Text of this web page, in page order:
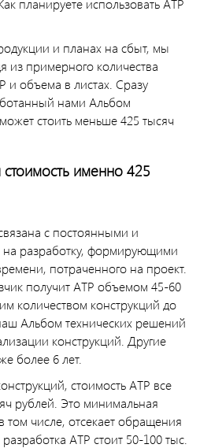
планируете использовать АТР
и планах на сбыт, мы
из примерного количества
и объема в листах. Сразу
нами Альбом
стоить меньше 425 тысяч
именно 425
с постоянными и
разработку, формирующими
потраченного на проект.
получит АТР объемом 45-60
количеством конструкций до
Альбом технических решений
конструкций. Другие
более 6 лет.
стоимость АТР все
рублей. Это минимальная
том числе, отсекает обращения
АТР стоит 50-100 тыс.